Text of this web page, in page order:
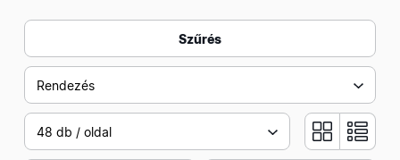
Szűrés
Rendezés
48 db / oldal